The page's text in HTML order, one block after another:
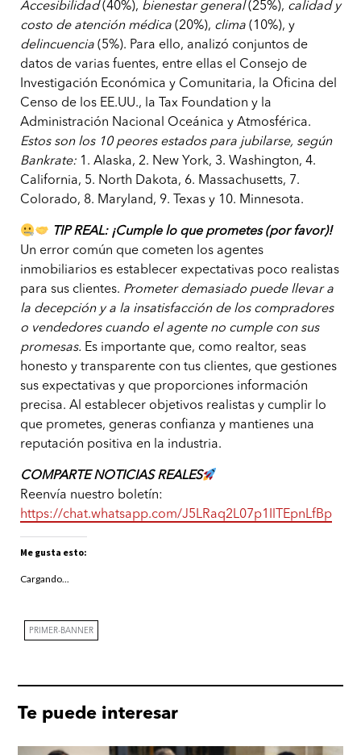
Accesibilidad(40%), bienestar general(25%), calidad y
costo de atención médica (20%), clima (10%), y
delincuencia (5%). Para ello, analizó conjuntos de
datos de varias fuentes, entre ellas el Consejo de
Investigación Económica y Comunitaria, la Oficina del
Censo de los EE.UU., la Tax Foundation y la
Administración Nacional Oceánica y Atmosférica.
Estos son los 10 peores estados para jubilarse, según
Bankrate: 1. Alaska, 2. New York, 3. Washington, 4.
California, 5. North Dakota, 6. Massachusetts, 7.
Colorado, 8. Maryland, 9. Texas y 10. Minnesota.
TIP REAL: ¡Cumple lo que prometes (por favor)!
Un error común que cometen los agentes
inmobiliarios es establecer expectativas poco realistas
para sus clientes. Prometer demasiado puede llevar a
la decepción y a la insatisfacción de los compradores
o vendedores cuando el agente no cumple con sus
promesas. Es importante que, como realtor, seas
honesto y transparente con tus clientes, que gestiones
sus expectativas y que proporciones información
precisa. Al establecer objetivos realistas y cumplir lo
que prometes, generas confianza y mantienes una
reputación positiva en la industria.
COMPARTE NOTICIAS REALES
Reenvía nuestro boletín:
https://chat.whatsapp.com/J5LRaq2L07p1IlTEpnLfBp
Me gusta esto:
Cargando...
PRIMER-BANNER
Te puede interesar